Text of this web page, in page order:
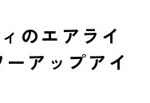
のエアライ
アップアイ